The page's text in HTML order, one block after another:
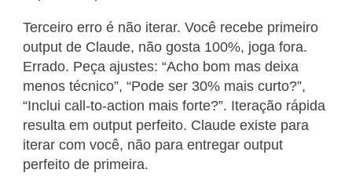
Terceiro erro é não iterar. Você recebe primeiro
output de Claude, não gosta 100%, joga fora.
Errado. Peça ajustes: “Acho bom mas deixa
menos técnico”, “Pode ser 30% mais curto?”,
“Inclui call-to-action mais forte?”. Iteração rápida
resulta em output perfeito. Claude existe para
iterar com você, não para entregar output
perfeito de primeira.